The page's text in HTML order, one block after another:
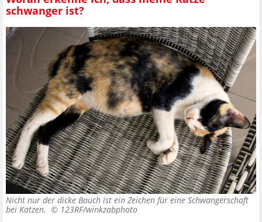
schwanger ist?
Nicht nur der dicke Bauch ist ein Zeichen für eine Schwangerschaft
bei Katzen. © 123RF/winkzabphoto